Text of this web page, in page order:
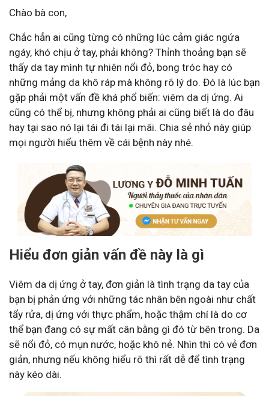
Chào bà con,
Chắc hẳn ai cũng từng có những lúc cảm giác ngứa
ngáy, khó chịu ở tay, phải không? Thỉnh thoảng bạn sẽ
thấy da tay mình tự nhiên nổi đỏ, bong tróc hay có
những mảng da khô ráp mà không rõ lý do. Đó là lúc bạn
gặp phải một vấn đề khá phổ biến: viêm da dị ứng. Ai
cũng có thể bị, nhưng không phải ai cũng biết là do đâu
hay tại sao nó lại tái đi tái lại mãi. Chia sẻ nhỏ này giúp
mọi người hiểu thêm về cái bệnh này nhé.
Hiểu đơn giản vấn đề này là gì
Viêm da dị ứng ở tay, đơn giản là tình trạng da tay của
bạn bị phản ứng với những tác nhân bên ngoài như chất
tẩy rửa, dị ứng với thực phẩm, hoặc thậm chí là do cơ
thể bạn đang có sự mất cân bằng gì đó từ bên trong. Da
sẽ nổi đỏ, có mụn nước, hoặc khô nẻ. Nhìn thì có vẻ đơn
giản, nhưng nếu không hiểu rõ thì rất dễ để tình trạng
này kéo dài.